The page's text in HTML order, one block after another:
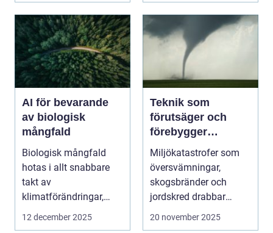
AI för bevarande
av biologisk
mångfald
Biologisk mångfald
hotas i allt snabbare
takt av
klimatförändringar,
habitatför...
12 december 2025
Teknik som
förutsäger och
förebygger
miljökatastrofer i
realtid
Miljökatastrofer som
översvämningar,
skogsbränder och
jordskred drabbar
miljonta...
20 november 2025